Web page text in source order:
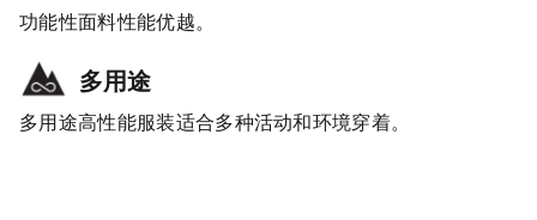
功能性面料性能优越。
多用途
多用途高性能服装适合多种活动和环境穿着。